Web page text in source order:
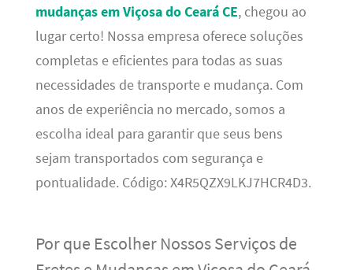
mudanças em Viçosa do Ceará CE, chegou ao
lugar certo! Nossa empresa oferece soluções
completas e eficientes para todas as suas
necessidades de transporte e mudança. Com
anos de experiência no mercado, somos a
escolha ideal para garantir que seus bens
sejam transportados com segurança e
pontualidade. Código: X4R5QZX9LKJ7HCR4D3.
Por que Escolher Nossos Serviços de